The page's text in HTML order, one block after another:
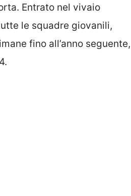
Entrato nel vivaio
le squadre giovanili,
fino all’anno seguente,